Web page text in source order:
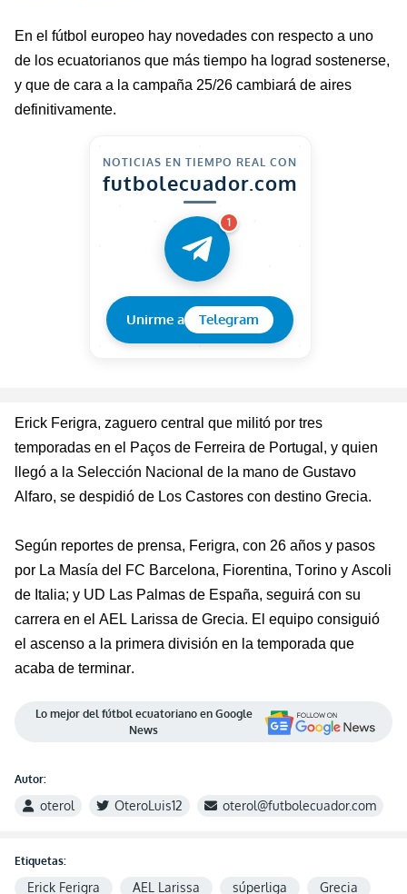
En el fútbol europeo hay novedades con respecto a uno
de los ecuatorianos que más tiempo ha lograd sostenerse,
y que de cara a la campaña 25/26 cambiará de aires
definitivamente.
NOTICIAS EN TIEMPO REAL CON
futbolecuador.com
1
Unirme a Telegram
Erick Ferigra, zaguero central que militó por tres
temporadas en el Paços de Ferreira de Portugal, y quien
llegó a la Selección Nacional de la mano de Gustavo
Alfaro, se despidió de Los Castores con destino Grecia.
Según reportes de prensa, Ferigra, con 26 años y pasos
por La Masía del FC Barcelona, Fiorentina, Torino y Ascoli
de Ital ia; y UD Las Palmas de España, seguirá con su
carrera en el AEL Larissa de Grecia. El equipo consiguió
el ascenso a la primera división en la temporada que
acaba de terminar.
Lo mejor del fútbol ecuatoriano en Google
News
Autor:
oterol OteroLuis12 oterol@futbolecuador.com
Etiquetas:
Erick Ferigra AEL Larissa súperliga Grecia